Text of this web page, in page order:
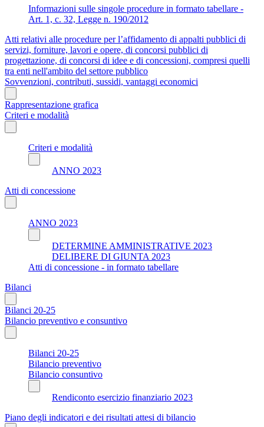
Informazioni sulle singole procedure in formato tabellare -
Art. 1, c. 32, Legge n. 190/2012
Atti relativi alle procedure per l’affidamento di appalti pubblici di
servizi, forniture, lavori e opere, di concorsi pubblici di
progettazione, di concorsi di idee e di concessioni, compresi quelli
tra enti nell'ambito del settore pubblico
Sovvenzioni, contributi, sussidi, vantaggi economici
Rappresentazione grafica
Criteri e modalità
Criteri e modalità
ANNO 2023
Atti di concessione
ANNO 2023
DETERMINE AMMINISTRATIVE 2023
DELIBERE DI GIUNTA 2023
Atti di concessione - in formato tabellare
Bilanci
Bilanci 20-25
Bilancio preventivo e consuntivo
Bilanci 20-25
Bilancio preventivo
Bilancio consuntivo
Rendiconto esercizio finanziario 2023
Piano degli indicatori e dei risultati attesi di bilancio